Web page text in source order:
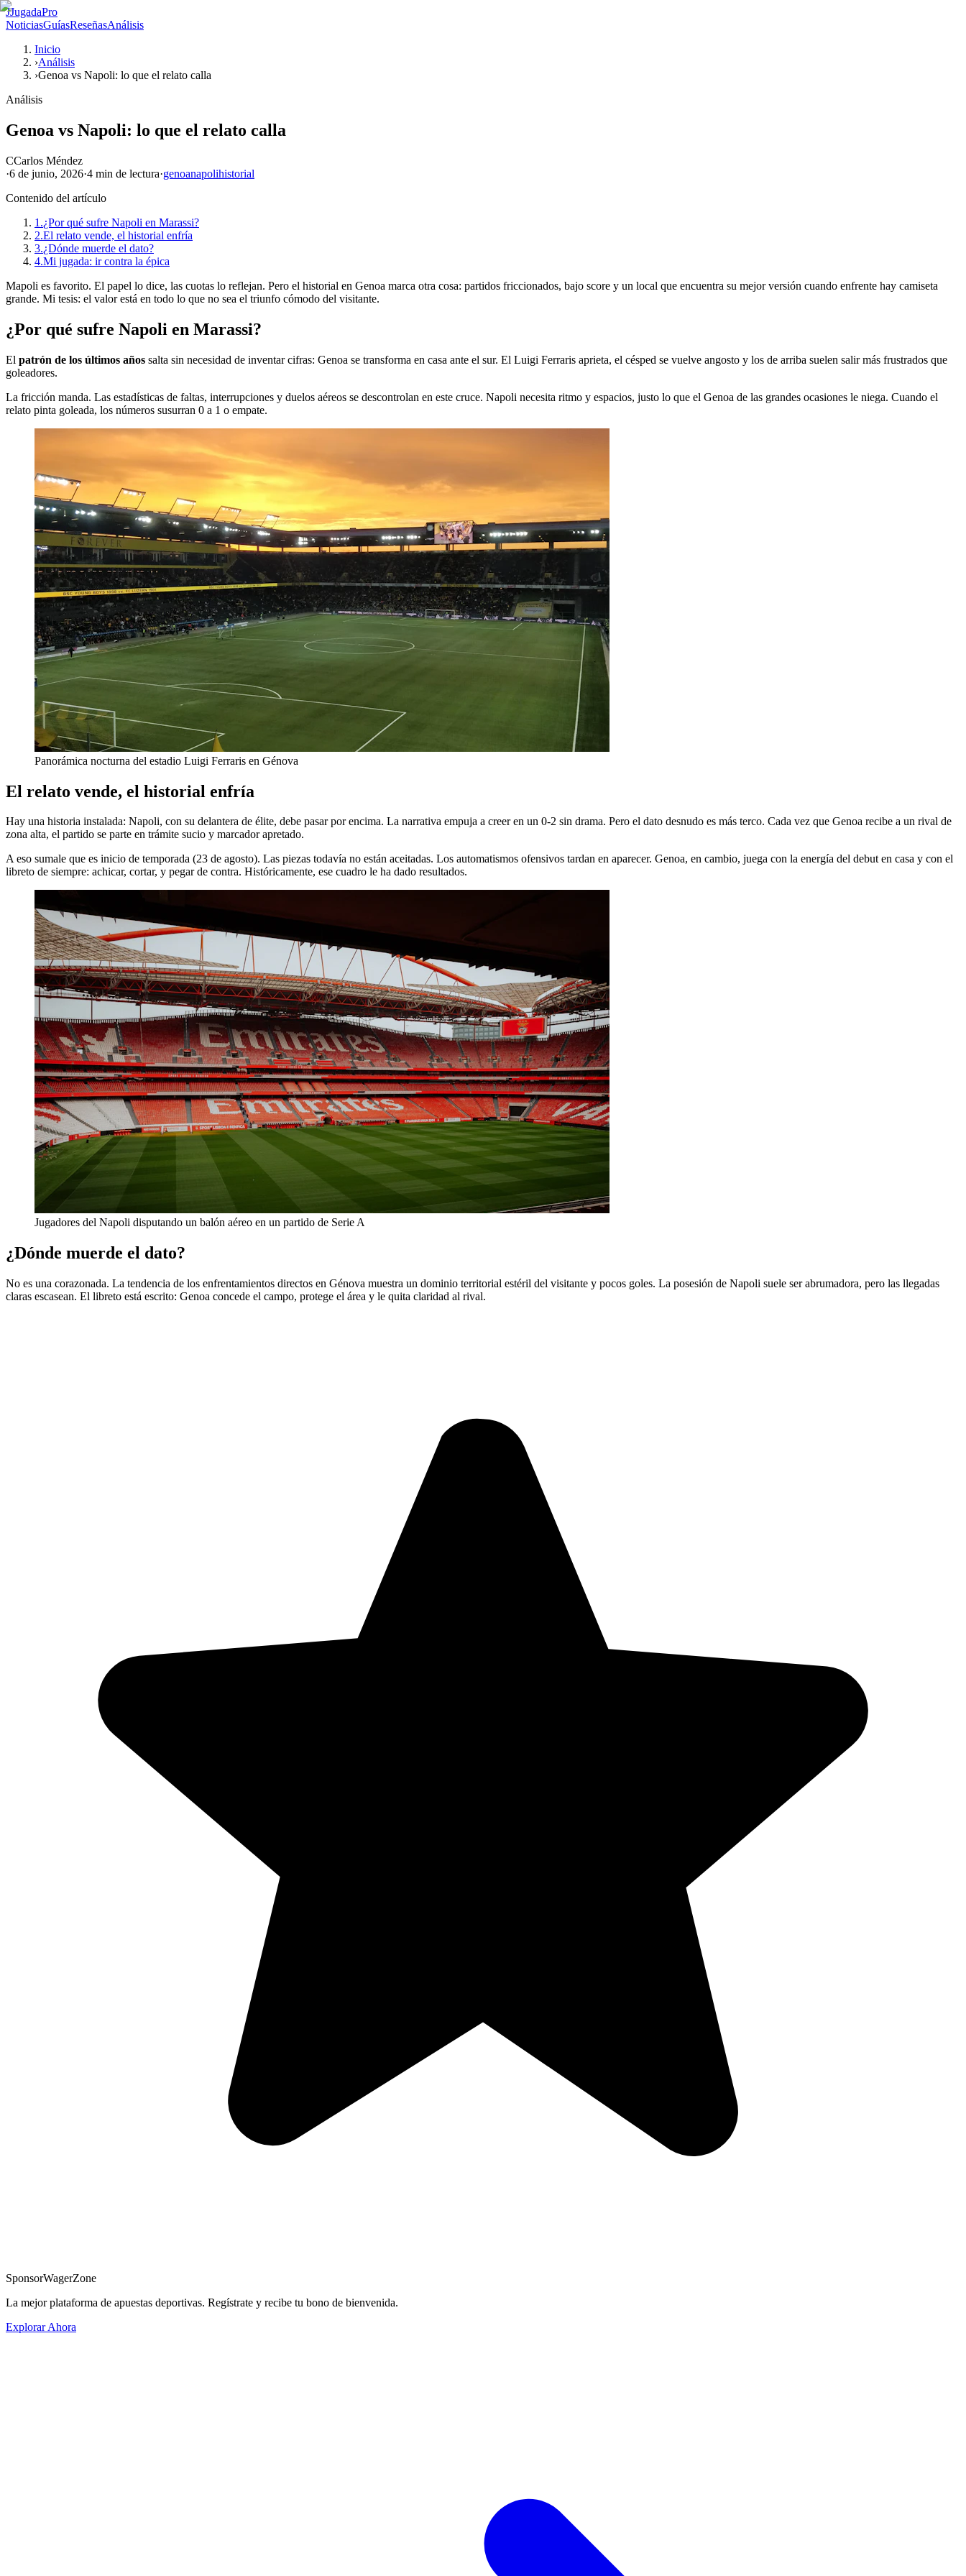
JJugadaPro
NoticiasGuíasReseñasAnálisis
Inicio
›Análisis
›Genoa vs Napoli: lo que el relato calla
Análisis
Genoa vs Napoli: lo que el relato calla
CCarlos Méndez
·6 de junio, 2026·4 min de lectura·genoanapolihistorial
Contenido del artículo
1.¿Por qué sufre Napoli en Marassi?
2.El relato vende, el historial enfría
3.¿Dónde muerde el dato?
4.Mi jugada: ir contra la épica
Mapoli es favorito. El papel lo dice, las cuotas lo reflejan. Pero el historial en Genoa marca otra cosa: partidos friccionados, bajo score y un local que encuentra su mejor versión cuando enfrente hay camiseta
grande. Mi tesis: el valor está en todo lo que no sea el triunfo cómodo del visitante.
¿Por qué sufre Napoli en Marassi?
El patrón de los últimos años salta sin necesidad de inventar cifras: Genoa se transforma en casa ante el sur. El Luigi Ferraris aprieta, el césped se vuelve angosto y los de arriba suelen salir más frustrados que
goleadores.
La fricción manda. Las estadísticas de faltas, interrupciones y duelos aéreos se descontrolan en este cruce. Napoli necesita ritmo y espacios, justo lo que el Genoa de las grandes ocasiones le niega. Cuando el
relato pinta goleada, los números susurran 0 a 1 o empate.
Panorámica nocturna del estadio Luigi Ferraris en Génova
El relato vende, el historial enfría
Hay una historia instalada: Napoli, con su delantera de élite, debe pasar por encima. La narrativa empuja a creer en un 0-2 sin drama. Pero el dato desnudo es más terco. Cada vez que Genoa recibe a un rival de
zona alta, el partido se parte en trámite sucio y marcador apretado.
A eso sumale que es inicio de temporada (23 de agosto). Las piezas todavía no están aceitadas. Los automatismos ofensivos tardan en aparecer. Genoa, en cambio, juega con la energía del debut en casa y con el
libreto de siempre: achicar, cortar, y pegar de contra. Históricamente, ese cuadro le ha dado resultados.
Jugadores del Napoli disputando un balón aéreo en un partido de Serie A
¿Dónde muerde el dato?
No es una corazonada. La tendencia de los enfrentamientos directos en Génova muestra un dominio territorial estéril del visitante y pocos goles. La posesión de Napoli suele ser abrumadora, pero las llegadas
claras escasean. El libreto está escrito: Genoa concede el campo, protege el área y le quita claridad al rival.
SponsorWagerZone
La mejor plataforma de apuestas deportivas. Regístrate y recibe tu bono de bienvenida.
Explorar Ahora